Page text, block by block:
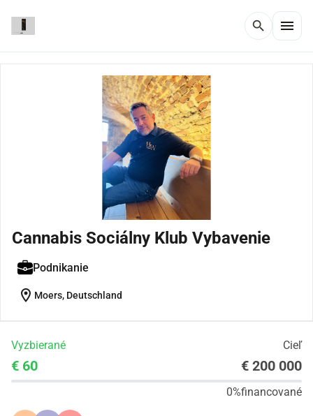
search menu
Cannabis Sociálny Klub Vybavenie
Podnikanie
location_on Moers, Deutschland
Vyzbierané Cieľ
€ 60 € 200 000
0%financované